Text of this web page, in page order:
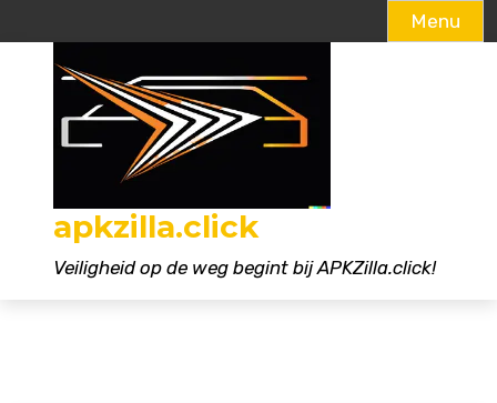
Menu
apkzilla.click
Veiligheid op de weg begint bij APKZilla.click!